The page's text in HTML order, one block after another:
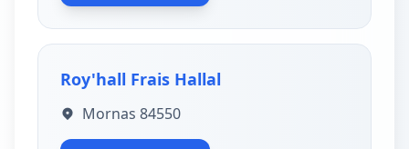
Roy'hall Frais Hallal
Mornas 84550